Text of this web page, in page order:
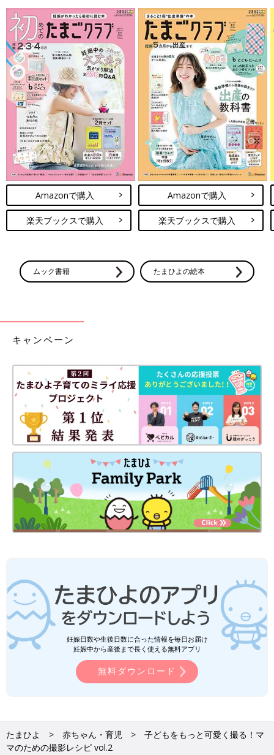
Amazonで購入
楽天ブックスで購入
Amazonで購入
楽天ブックスで購入
ムック書籍 たまひよの絵本
キャンペーン
妊娠日数や生後日数に合った情報を毎日お届け
妊娠中から産後まで長く使える無料アプリ
無料ダウンロード
たまひよ 赤ちゃん・育児
子どもをもっと可愛く撮る！マ
マのための撮影レシピ vol.2